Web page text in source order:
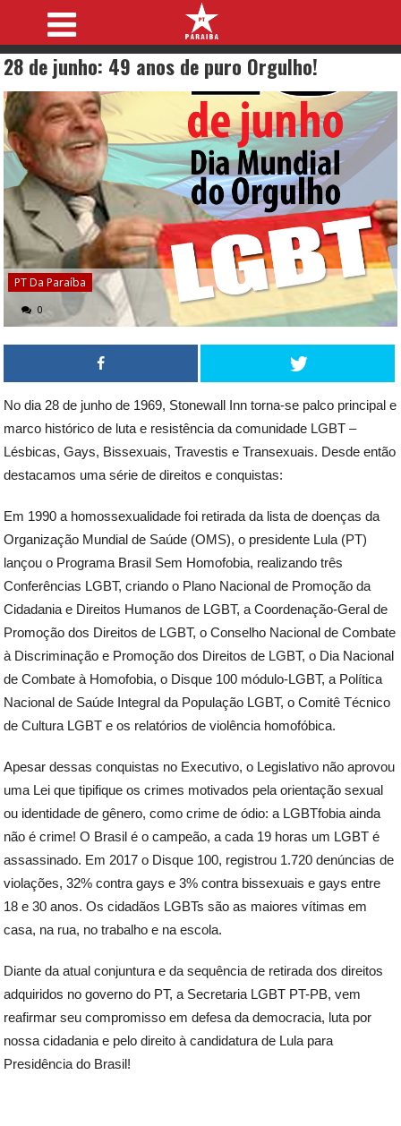
28 de junho: 49 anos de puro Orgulho!
PT Da Paraíba
0
No dia 28 de junho de 1969, Stonewall Inn torna-se palco principal e
marco histórico de luta e resistência da comunidade LGBT –
Lésbicas, Gays, Bissexuais, Travestis e Transexuais. Desde então
destacamos uma série de direitos e conquistas:
Em 1990 a homossexualidade foi retirada da lista de doenças da
Organização Mundial de Saúde (OMS), o presidente Lula (PT)
lançou o Programa Brasil Sem Homofobia, realizando três
Conferências LGBT, criando o Plano Nacional de Promoção da
Cidadania e Direitos Humanos de LGBT, a Coordenação-Geral de
Promoção dos Direitos de LGBT, o Conselho Nacional de Combate
à Discriminação e Promoção dos Direitos de LGBT, o Dia Nacional
de Combate à Homofobia, o Disque 100 módulo-LGBT, a Política
Nacional de Saúde Integral da População LGBT, o Comitê Técnico
de Cultura LGBT e os relatórios de violência homofóbica.
Apesar dessas conquistas no Executivo, o Legislativo não aprovou
uma Lei que tipifique os crimes motivados pela orientação sexual
ou identidade de gênero, como crime de ódio: a LGBTfobia ainda
não é crime! O Brasil é o campeão, a cada 19 horas um LGBT é
assassinado. Em 2017 o Disque 100, registrou 1.720 denúncias de
violações, 32% contra gays e 3% contra bissexuais e gays entre
18 e 30 anos. Os cidadãos LGBTs são as maiores vítimas em
casa, na rua, no trabalho e na escola.
Diante da atual conjuntura e da sequência de retirada dos direitos
adquiridos no governo do PT, a Secretaria LGBT PT-PB, vem
reafirmar seu compromisso em defesa da democracia, luta por
nossa cidadania e pelo direito à candidatura de Lula para
Presidência do Brasil!